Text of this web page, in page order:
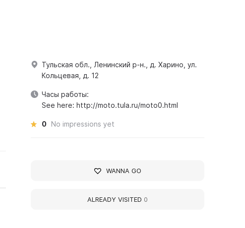
Тульская обл., Ленинский р-н., д. Харино, ул.
Кольцевая, д. 12
Часы работы:
See here: http://moto.tula.ru/moto0.html
0 No impressions yet
WANNA GO
ALREADY VISITED 0